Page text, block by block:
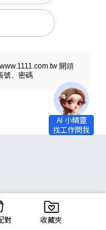
開頭
號、密碼
對 收藏夾